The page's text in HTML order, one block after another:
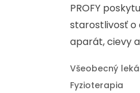
PROFY
starostlivosť
aparát, cievy
Všeobecný
Fyzioterapia